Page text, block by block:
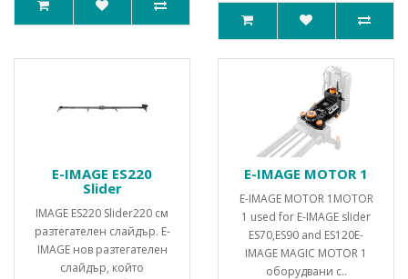
E-IMAGE ES220
Slider
IMAGE ES220 Slider220 см
разтегателен слайдър. E-
IMAGE нов разтегателен
слайдър, който
E-IMAGE MOTOR 1
E-IMAGE MOTOR 1MOTOR
1 used for E-IMAGE slider
ES70,ES90 and ES120E-
IMAGE MAGIC MOTOR 1
оборудвани с..